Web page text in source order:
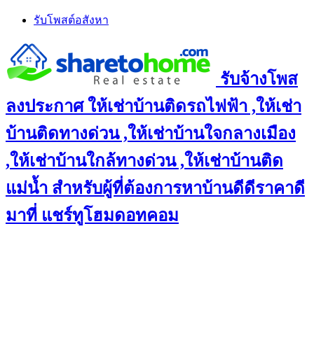
Skip
content
รับโพสต์อสังหา
รับจ้างโพส
ลงประกาศ ให้เช่าบ้านติดรถไฟฟ้า ,ให้เช่า
บ้านติดทางด่วน ,ให้เช่าบ้านใจกลางเมือง
,ให้เช่าบ้านใกล้ทางด่วน ,ให้เช่าบ้านติด
แม่น้ำ สำหรับผู้ที่ต้องการหาบ้านดีดีราคาดี
มาที่ แชร์ทูโฮมดอทคอม